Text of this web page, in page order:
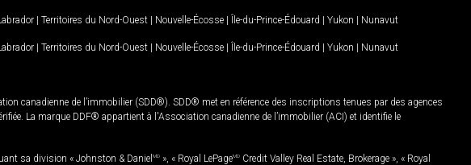
| Territoires du Nord-Ouest | Nouvelle-Écosse | Île-du-Prince-Édouard | Yukon | Nunavut
| Territoires du Nord-Ouest | Nouvelle-Écosse | Île-du-Prince-Édouard | Yukon | Nunavut
canadienne de l’immobilier (SDD®). SDD® met en référence des inscriptions tenues par des agences
La marque DDF® appartient à l'Association canadienne de l’immobilier (ACI) et identifie le
sa division « Johnston & Daniel MD », « Royal LePageMD Credit Valley Real Estate, Brokerage », « Royal